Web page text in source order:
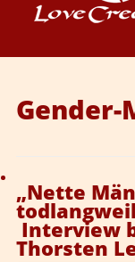
„Nette
Interview
Thorsten